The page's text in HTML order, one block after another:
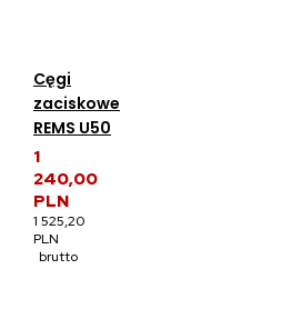
Cęgi
zaciskowe
REMS U50
1
240,00
PLN
1 525,20
PLN